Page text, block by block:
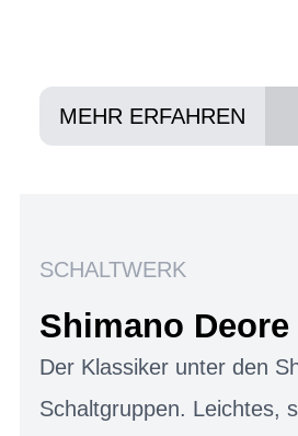
MEHR ERFAHREN
SCHALTWERK
Shimano Deore
Der Klassiker unter den
Schaltgruppen. Leichtes,